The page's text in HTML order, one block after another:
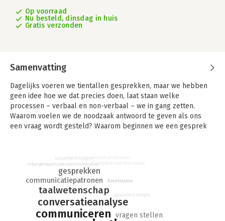
Op voorraad
Nu besteld, dinsdag in huis
Gratis verzonden
Samenvatting
Dagelijks voeren we tientallen gesprekken, maar we hebben
geen idee hoe we dat precies doen, laat staan welke
processen – verbaal en non-verbaal – we in gang zetten.
Waarom voelen we de noodzaak antwoord te geven als ons
een vraag wordt gesteld? Waarom beginnen we een gesprek
terwijl we het ook vaak zonder woorden afkunnen?
Aan de hand van vele voorbeelden krijg je antwoord op
bovenstaande vragen en nog veel meer. Van alledaagse
gesprekken tussen familieleden tot spraakmakende televisie-
interviews, een verhoor van een politierechercheur met een
getuige, of een oproep van iemand in nood aan een 112-
communiceren
conversatieanalyse
taalwetenschap
communicatiepatronen
gesprekken
vragen stellen
beurtname
interpersoonlijke communicatie
spraaktechnologie
spraaktechnologie gesprekspraktijken
digitale communicatie